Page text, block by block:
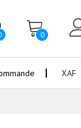
0
XAF